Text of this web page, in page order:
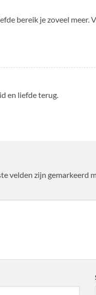
bereik je zoveel meer.
en liefde terug.
velden zijn gemarkeerd